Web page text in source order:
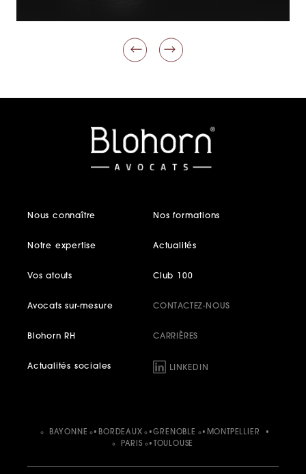
Nous connaître
Notre expertise
Vos atouts
Nos formations
Actualités
Club 100
Avocats sur-mesure
Blohorn RH
Actualités sociales
CONTACTEZ-NOUS
CARRIÈRES
LINKEDIN
BAYONNE BORDEAUX GRENOBLE
MONTPELLIER
PARIS
TOULOUSE